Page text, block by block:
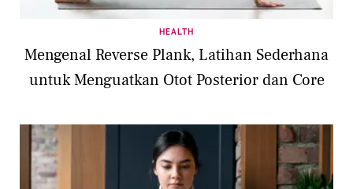
HEALTH
Mengenal Reverse Plank, Latihan Sederhana
untuk Menguatkan Otot Posterior dan Core